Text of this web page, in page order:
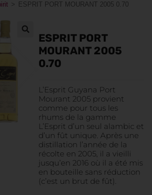
> ESPRIT PORT MOURANT 2005 0.70
ESPRIT PORT
MOURANT 2005
0.70
L’Esprit Guyana Port
Mourant 2005 provient
comme pour tous les
rhums de la gamme
L’Esprit d’un seul alambic et
d’un fût unique. Après une
distillation l’année de la
récolte en 2005, il a vieilli
jusqu’en 2016 où il a été mis
en bouteille sans réduction
(c’est un brut de fût).